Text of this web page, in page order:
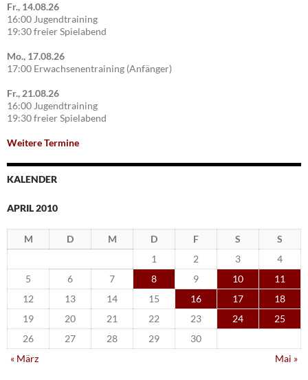
Fr., 14.08.26
16:00 Jugendtraining
19:30 freier Spielabend
Mo., 17.08.26
17:00 Erwachsenentraining (Anfänger)
Fr., 21.08.26
16:00 Jugendtraining
19:30 freier Spielabend
Weitere Termine
KALENDER
APRIL 2010
M D M D F S
S
1
2 3
4
5
6 7 8 9 10
11
12
13 14 15 16 17
18
19
20 21 22 23 24
25
26
27 28 29
30
« März
Mai »